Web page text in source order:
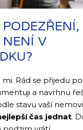
NENÍ V
mi. Rád se přijedu
a navrhnu
stavu vaší
čas jednat.